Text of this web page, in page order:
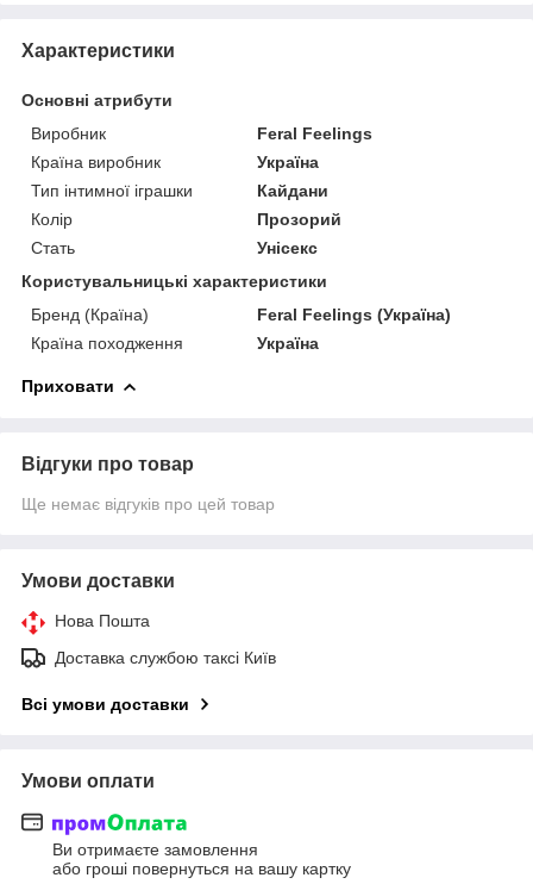
Характеристики
Основні атрибути
Виробник
Feral Feelings
Країна виробник
Україна
Тип інтимної іграшки
Кайдани
Колір
Прозорий
Стать
Унісекс
Користувальницькі характеристики
Бренд (Країна)
Feral Feelings (Україна)
Країна походження
Україна
Приховати
Відгуки про товар
Ще немає відгуків про цей товар
Умови доставки
Нова Пошта
Доставка службою таксі Київ
Всі умови доставки
Умови оплати
Ви отримаєте замовлення
або гроші повернуться на вашу картку